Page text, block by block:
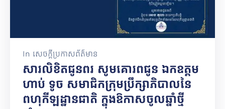
In សេចក្តីប្រកាសព័ត៌មាន
សារលិខិតជូនពរ សូមគោរពជូន ឯកឧត្តម
ហាប់ ទូច សមាជិកក្រុមប្រឹក្សាភិបាលនៃ
ពហុកីឡដ្ឋានជាតិ ក្នុងឱកាសចូលឆ្នាំថ្មី